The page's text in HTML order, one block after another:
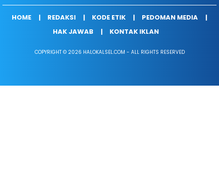
HOME REDAKSI KODE ETIK
PEDOMAN MEDIA
HAK JAWAB
KONTAK IKLAN
COPYRIGHT © 2026 HALOKALSEL.COM - ALL RIGHTS RESERVED